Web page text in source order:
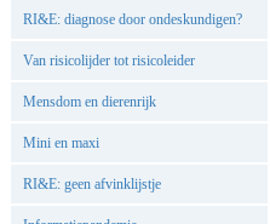
RI&E: diagnose door ondeskundigen?
Van risicolijder tot risicoleider
Mensdom en dierenrijk
Mini en maxi
RI&E: geen afvinklijstje